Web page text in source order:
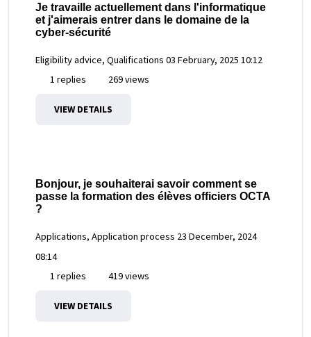
Je travaille actuellement dans l'informatique
et j'aimerais entrer dans le domaine de la
cyber-sécurité
Eligibility advice, Qualifications 03 February, 2025 10:12
1 replies
269 views
VIEW DETAILS
Bonjour, je souhaiterai savoir comment se
passe la formation des élèves officiers OCTA
?
Applications, Application process 23 December, 2024
08:14
1 replies
419 views
VIEW DETAILS